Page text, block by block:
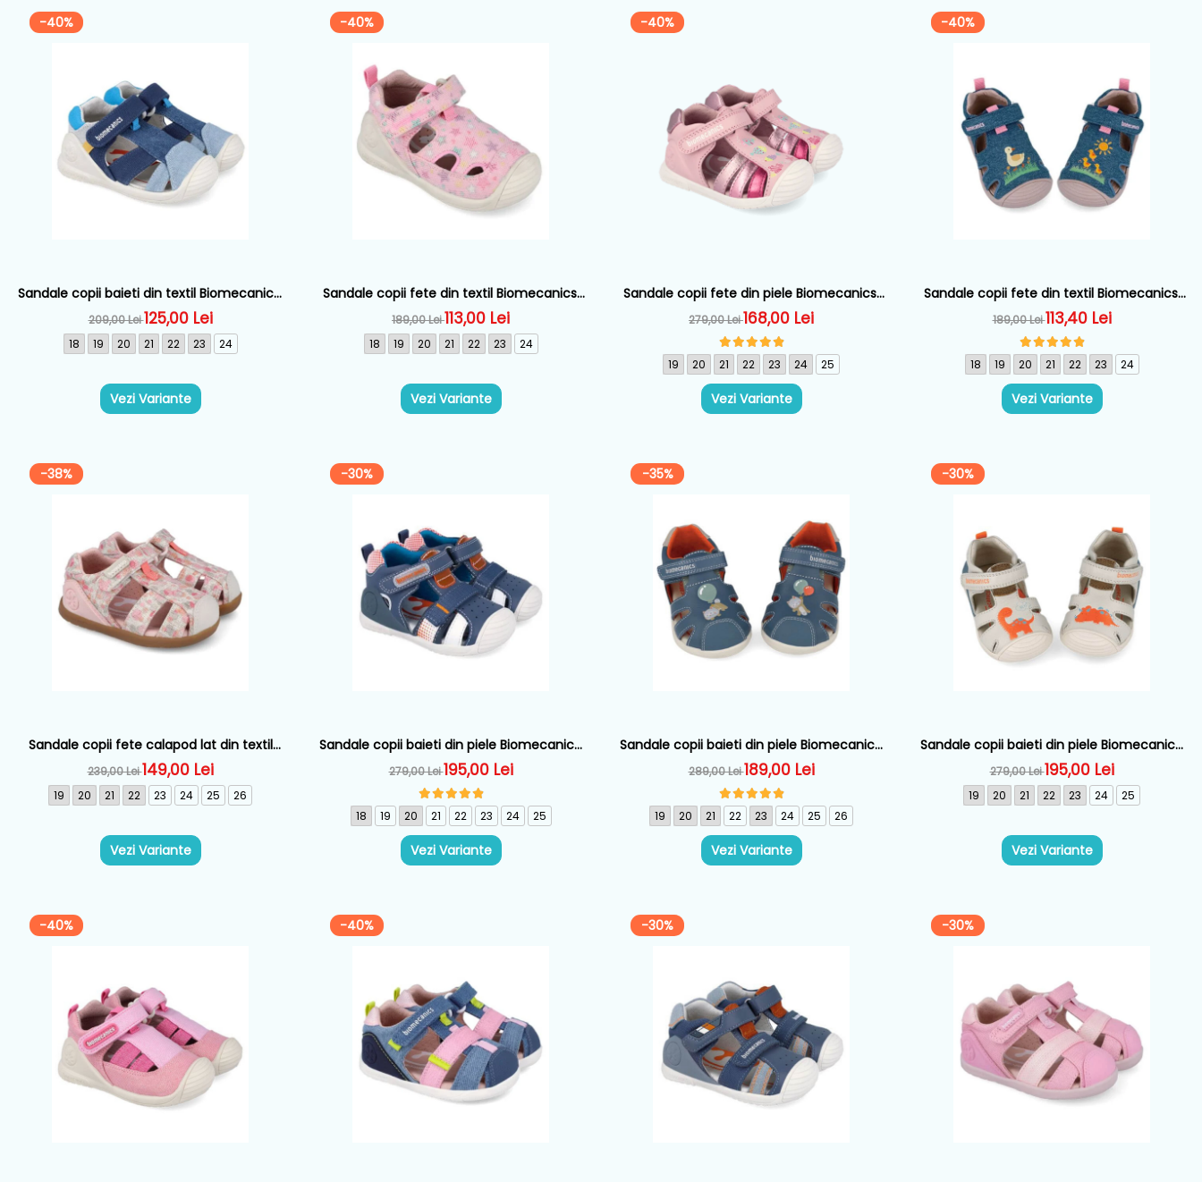
-40%
Sandale copii baieti din textil Biomecanics,
Albastru - 262186-A008
209,00 Lei125,00 Lei
18 19 20 21 22 23 24
Vezi Variante
-40%
Sandale copii fete din textil Biomecanics,
Roz - 262177-A032
189,00 Lei113,00 Lei
18 19 20 21 22 23 24
Vezi Variante
-40%
Sandale copii fete din piele Biomecanics,
Roz - 262109-A032
279,00 Lei168,00 Lei
19 20 21 22 23 24 25
Vezi Variante
-40%
Sandale copii fete din textil Biomecanics,
Albastru - 262178-A371
189,00 Lei113,40 Lei
18 19 20 21 22 23 24
Vezi Variante
-38%
Sandale copii fete calapod lat din textil
Biomecanics, Roz - 262193-A103
239,00 Lei149,00 Lei
19 20 21 22 23 24 25 26
Vezi Variante
-30%
Sandale copii baieti din piele Biomecanics,
Albastru - 262124-A556
279,00 Lei195,00 Lei
18 19 20 21 22 23 24 25
Vezi Variante
-35%
Sandale copii baieti din piele Biomecanics,
Albastru - 262167-A556
289,00 Lei189,00 Lei
19 20 21 22 23 24 25 26
Vezi Variante
-30%
Sandale copii baieti din piele Biomecanics,
Alb - 262126-B695
279,00 Lei195,00 Lei
19 20 21 22 23 24 25
Vezi Variante
-40% -40% -30% -30%